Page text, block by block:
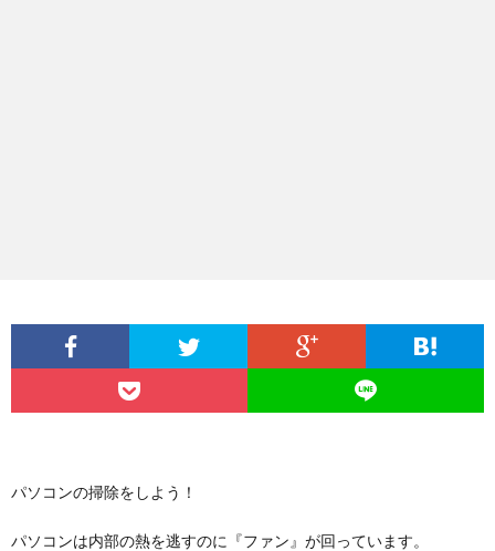
パソコンの掃除をしよう！
パソコンは内部の熱を逃すのに『ファン』が回っています。